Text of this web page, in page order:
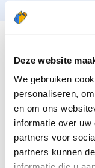
Deze website
We gebruiken
personaliseren,
en om ons
informatie over
partners voor
partners kunnen
DEZE
Je bent
Je houdt van
Je houdt vooral
Je wordt blij